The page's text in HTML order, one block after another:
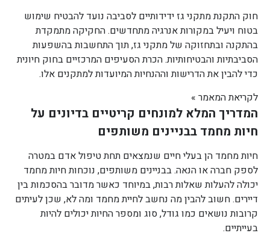
חוק התקנת מתקני גז ידידותיים לסביבה נועד להבטיח שימוש
בטוח ויעיל במקורות אנרגיה מתחדשים. החקיקה מתמקדת
בהתקנה ובתחזוקה של מתקני גז, תוך התחשבות בהשפעות
הסביבתיות והבטיחותיות. הכרת הסעיפים המרכזיים בחוק חיונית
כדי להבין את הדרישות וההנחיות המיועדות למתקנים אלו.
לקריאת המאמר »
המדריך המלא למונחים קריטיים בדיונים על
חיות מחמד בבניינים משותפים
חיות מחמד הן בעלי חיים שנמצאים תחת טיפול אדם במטרה
לספק חברה או הנאה. בבניינים משותפים, נוכחות חיות מחמד
יכולה להעלות שאלות רבות, במיוחד כאשר מדובר בהסכמות בין
דיירים. חשוב להבין מה נחשב לחיית מחמד ומה לא, שכן לעיתים
קרובות נושאים כמו גודל, סוג ומספר החיות יכולים להיות
בעייתיים.